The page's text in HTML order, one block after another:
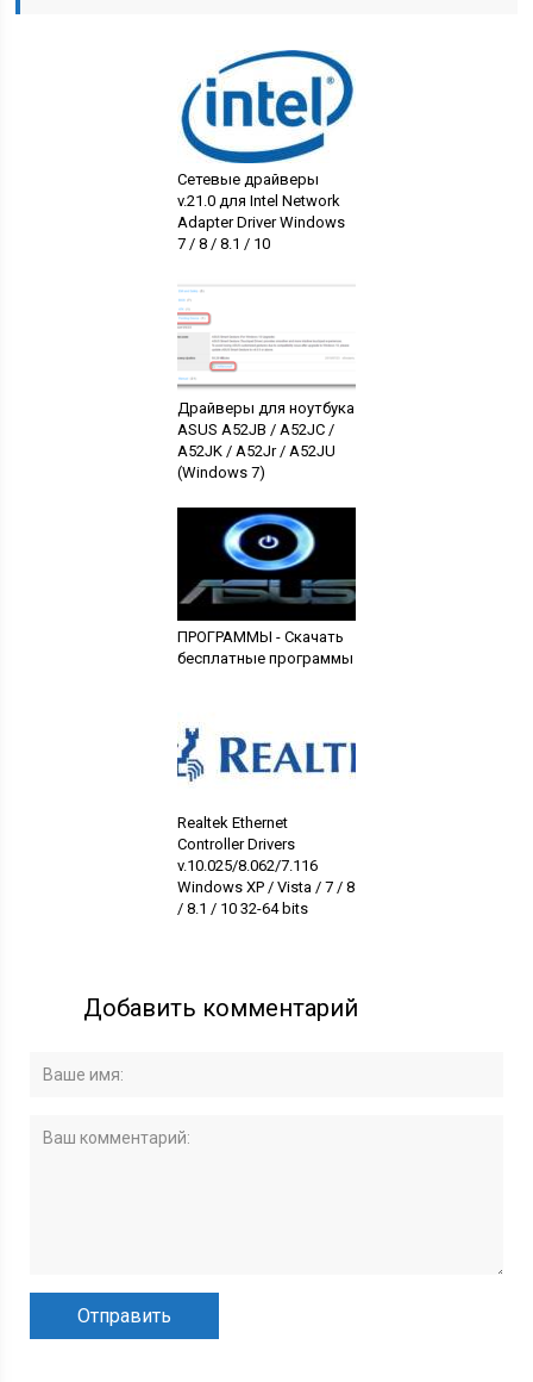
Сетевые драйверы
v.21.0 для Intel Network
Adapter Driver Windows
7 / 8 / 8.1 / 10
Драйверы для ноутбука
ASUS A52JB / A52JC /
A52JK / A52Jr / A52JU
(Windows 7)
ПРОГРАММЫ - Скачать
бесплатные программы
Realtek Ethernet
Controller Drivers
v.10.025/8.062/7.116
Windows XP / Vista / 7 / 8
/ 8.1 / 10 32-64 bits
Добавить комментарий